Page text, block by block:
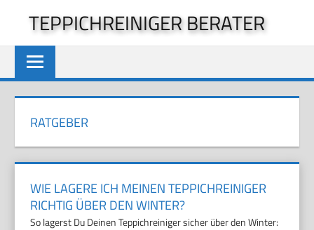
springen
TEPPICHREINIGER BERATER
RATGEBER
WIE LAGERE ICH MEINEN TEPPICHREINIGER
RICHTIG ÜBER DEN WINTER?
So lagerst Du Deinen Teppichreiniger sicher über den Winter: